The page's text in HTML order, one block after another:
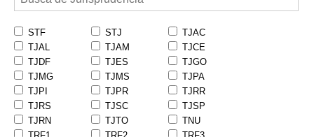
STF STJ
TJAC
TJAL
TJAM
TJCE
TJDF
TJES
TJGO
TJMG
TJMS
TJPA
TJPI
TJPR
TJRR
TJRS
TJSC
TJSP
TJRN
TJTO
TNU